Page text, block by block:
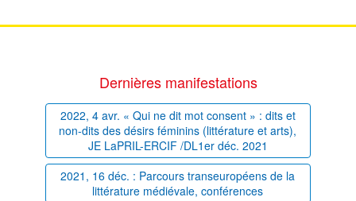
Dernières manifestations
2022, 4 avr. « Qui ne dit mot consent » : dits et
non-dits des désirs féminins (littérature et arts),
JE LaPRIL-ERCIF /DL1er déc. 2021
2021, 16 déc. : Parcours transeuropéens de la
littérature médiévale, conférences